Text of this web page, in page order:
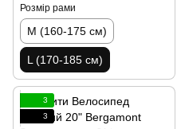
Розмір рами
M (160-175 см)
L (170-185 см)
3
3